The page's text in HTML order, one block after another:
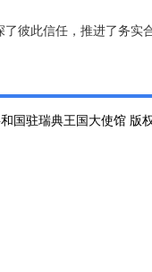
彼此信任，推进了务
国驻瑞典王国大使馆 版